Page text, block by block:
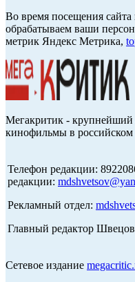
Во время посещения
обрабатываем ваши
метрик Яндекс Метрика,
Мегакритик - крупнейший
кинофильмы в российском
Телефон редакции:
редакции:
Рекламный отдел:
Главный редактор
Сетевое издание